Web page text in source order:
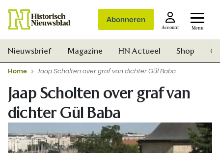
Abonneren
Account Menu
Nieuwsbrief Magazine HN Actueel Shop
Home Jaap Scholten over graf van dichter Gül Baba
Jaap Scholten over graf van
dichter Gül Baba